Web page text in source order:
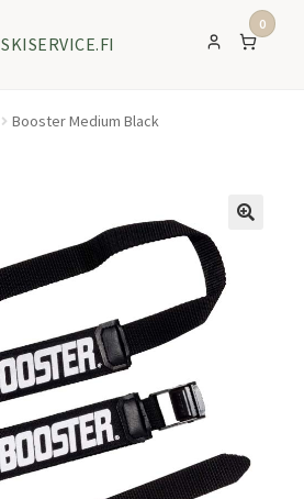
SKISERVICE.FI
0
Booster Medium Black